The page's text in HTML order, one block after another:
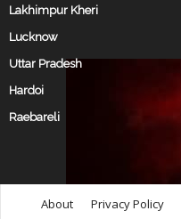
Lakhimpur Kheri
Lucknow
Uttar Pradesh
Hardoi
Raebareli
About Privacy Policy